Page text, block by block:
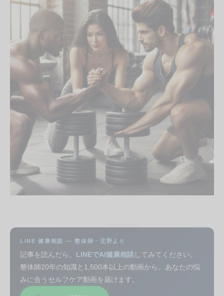
LINE 健康相談 — 整体師・北野より
記事を読んだら、 LINEでAI健康相談 してみてください。
整体師20年の知識と1,500本以上の動画から、あなたの悩
みに合うセルフケア動画を届けます。